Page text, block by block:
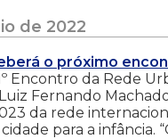
de 2022
o próximo
Encontro da Rede
Fernando
da rede
para a infância.